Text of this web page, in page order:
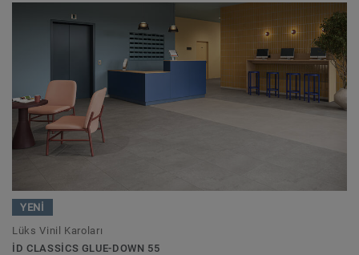
YENİ
Lüks Vinil Karoları
ID CLASSICS GLUE-DOWN 55